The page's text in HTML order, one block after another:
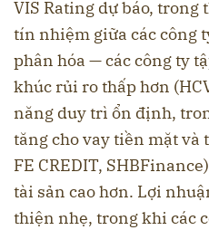
VIS Rating dự báo,
tín nhiệm giữa các công
phân hóa — các công ty
khúc rủi ro thấp hơn
năng duy trì ổn định,
tăng cho vay tiền mặt
FE CREDIT,
tài sản cao hơn. Lợi
thiện nhẹ, trong khi các